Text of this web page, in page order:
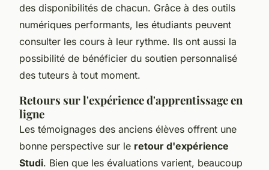
des disponibilités de chacun. Grâce à des outils
numériques performants, les étudiants peuvent
consulter les cours à leur rythme. Ils ont aussi la
possibilité de bénéficier du soutien personnalisé
des tuteurs à tout moment.
Retours sur l'expérience d'apprentissage en
ligne
Les témoignages des anciens élèves offrent une
bonne perspective sur le retour d'expérience
Studi. Bien que les évaluations varient, beaucoup